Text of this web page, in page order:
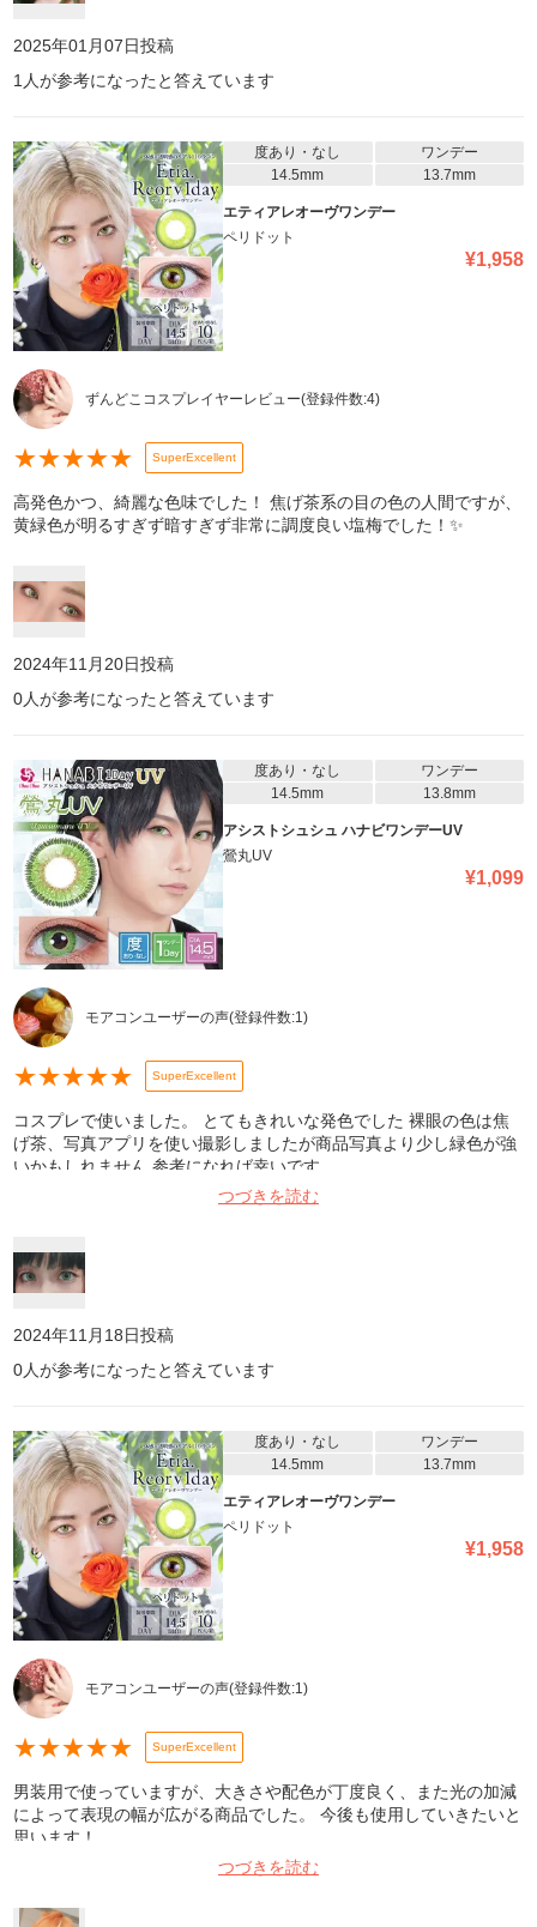
2025年01月07日投稿
1 人が参考になったと答えています
度あり・なし
ワンデー
14.5mm
13.7mm
エティアレオーヴワンデー
ペリドット
¥1,958
ずんどこコスプレイヤーレビュー(登録件数:4)
★★★★★ SuperExcellent
高発色かつ、綺麗な色味でした！ 焦げ茶系の目の色の人間ですが、
黄緑色が明るすぎず暗すぎず非常に調度良い塩梅でした！✨
2024年11月20日投稿
0人が参考になったと答えています
度あり・なし
ワンデー
14.5mm
13.8mm
アシストシュシュ ハナビワンデーUV
鶯丸UV
¥1,099
モアコンユーザーの声(登録件数:1)
★★★★★ SuperExcellent
コスプレで使いました。 とてもきれいな発色でした 裸眼の色は焦
げ茶、写真アプリを使い撮影しましたが商品写真より少し緑色が強
いかもしれません 参考になれば幸いです
つづきを読む
2024年11月18日投稿
0人が参考になったと答えています
度あり・なし
ワンデー
14.5mm
13.7mm
エティアレオーヴワンデー
ペリドット
¥1,958
モアコンユーザーの声(登録件数:1)
★★★★★ SuperExcellent
男装用で使っていますが、大きさや配色が丁度良く、また光の加減
によって表現の幅が広がる商品でした。 今後も使用していきたいと
思います！
つづきを読む